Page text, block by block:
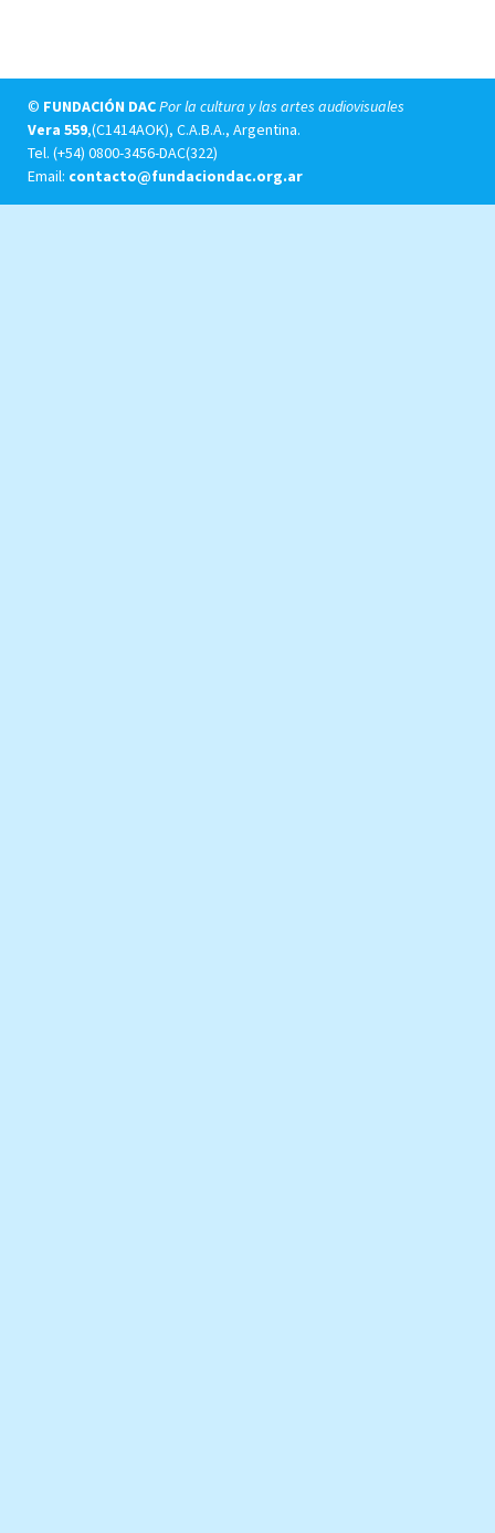
© FUNDACIÓN DACPor la cultura y las artes audiovisuales
Vera 559,(C1414AOK), C.A.B.A., Argentina.
Tel. (+54) 0800-3456-DAC(322)
Email: contacto@fundaciondac.org.ar